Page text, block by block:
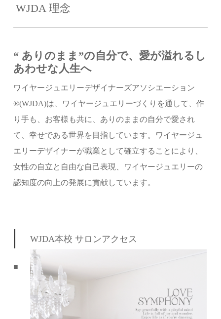
WJDA 理念
“ ありのまま”の自分で、愛が溢れるし
あわせな人生へ
ワイヤージュエリーデザイナーズアソシエーション
®︎(WJDA)は、ワイヤージュエリーづくりを通して、作
り手も、お客様も共に、ありのままの自分で愛され
て、幸せである世界を目指しています。ワイヤージュ
エリーデザイナーが職業として確立することにより、
女性の自立と自由な自己表現、ワイヤージュエリーの
認知度の向上の発展に貢献しています。
WJDA本校 サロンアクセス
■